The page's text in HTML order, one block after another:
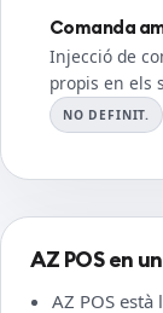
Comanda
Injecció de
propis en els
NO DEFINIT.
AZ POS en
AZ POS